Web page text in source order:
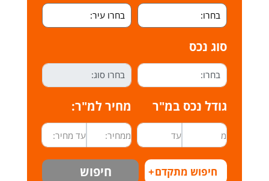
סוג נכס
גודל נכס במ"ר מחיר למ"ר:
חיפוש מתקדם+ חיפוש